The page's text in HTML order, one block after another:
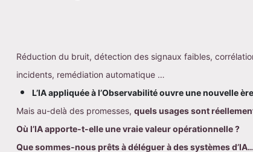
Réduction du bruit, détection des signaux faibles,
incidents, remédiation automatique …
L’IA appliquée à l’Observabilité ouvre une nouvelle
Mais au-delà des promesses, quels usages sont
Où l’IA apporte-t-elle une vraie valeur opérationnelle ?
Que sommes-nous prêts à déléguer à des systèmes